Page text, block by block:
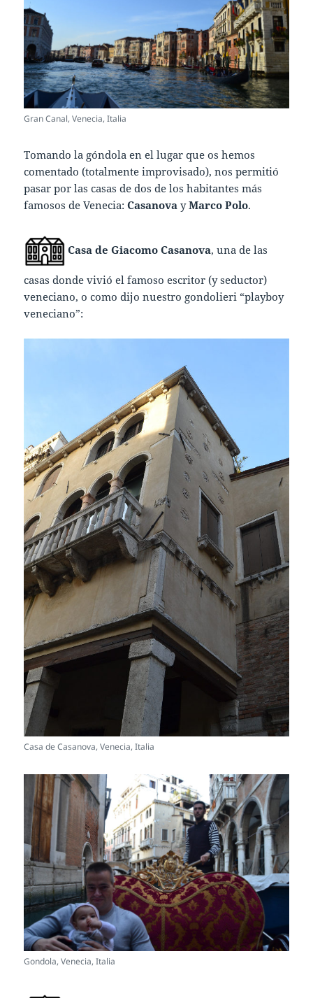
Gran Canal, Venecia, Italia
Tomando la góndola en el lugar que os hemos
comentado (totalmente improvisado), nos permitió
pasar por las casas de dos de los habitantes más
famosos de Venecia:Casanova yMarco Polo.
Casa de Giacomo Casanova, una de las
casas donde vivió el famoso escritor (y seductor)
veneciano, o como dijo nuestro gondolieri “playboy
veneciano”:
Casa de Casanova, Venecia, Italia
Gondola, Venecia, Italia